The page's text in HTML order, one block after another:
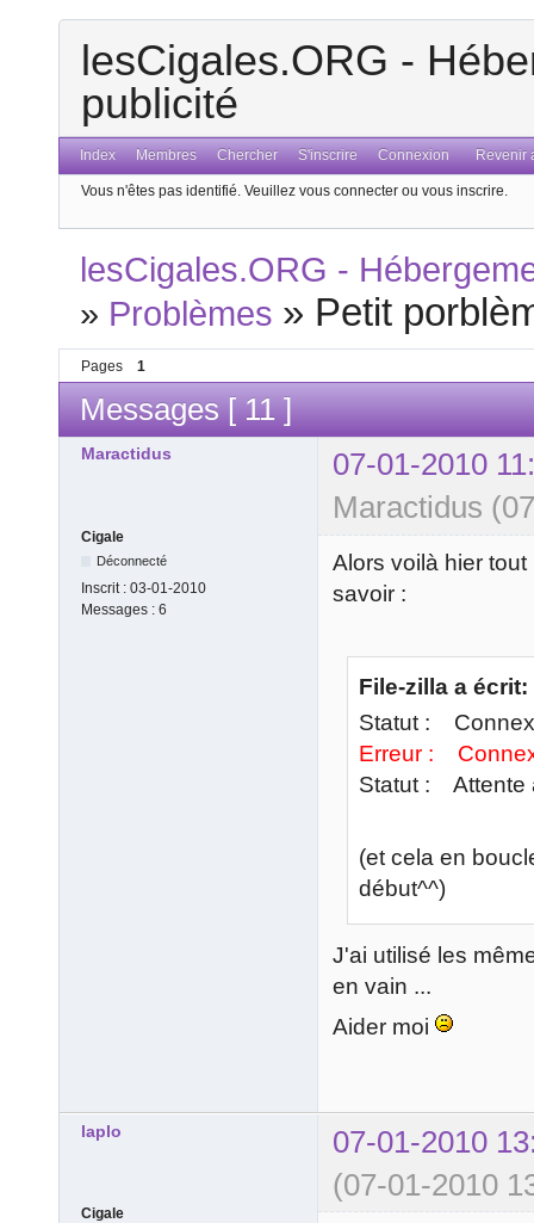
lesCigales.ORG -
publicité
Index Membres Chercher S'inscrire Connexion Revenir
Vous n'êtes pas identifié. Veuillez vous connecter ou vous inscrire.
lesCigales.ORG -
» Problèmes » Petit
Pages 1
Messages [ 11 ]
Maractidus
07-01-2010
Maractidus
Cigale
Déconnecté
Inscrit : 03-01-2010
Messages : 6
Alors voilà hier
savoir :
File-zilla a écrit:
Statut :
Erreur :
Statut : Attente
(et cela en
début^^)
J'ai utilisé les
en vain ...
Aider moi
laplo
07-01-2010
(07-01-2010
Cigale